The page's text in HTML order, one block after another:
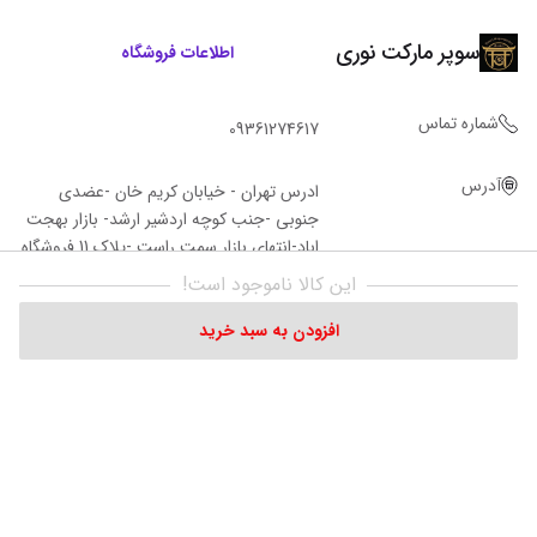
این کالا ناموجود است!
افزودن به سبد خرید
سوپر مارکت نوری اطلاعات فروشگاه
شماره تماس 09361274617
آدرس
ادرس تهران - خیابان کریم خان -عضدی
جنوبی -جنب کوچه اردشیر ارشد- بازار بهجت
اباد-انتهای بازار سمت راست -پلاک 11 فروشگاه‌
نوری